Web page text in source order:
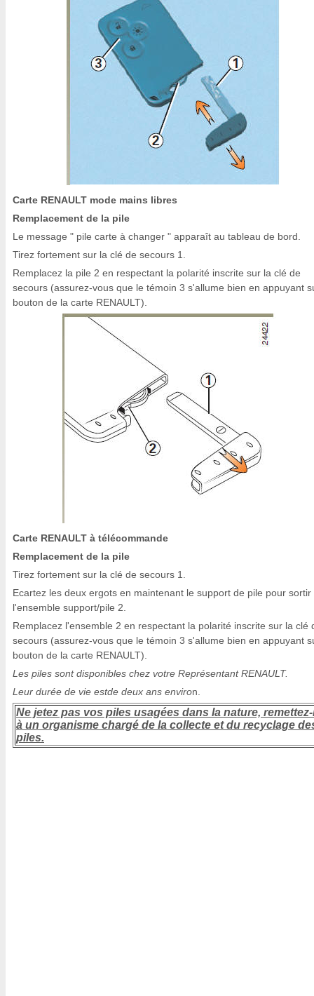
Carte RENAULT mode mains libres
Remplacement de la pile
Le message " pile carte à changer " apparaît au tableau de bord.
Tirez fortement sur la clé de secours 1.
Remplacez la pile 2 en respectant la polarité inscrite sur la clé de
secours (assurez-vous que le témoin 3 s'allume bien en appuyant
bouton de la carte RENAULT).
Carte RENAULT à télécommande
Remplacement de la pile
Tirez fortement sur la clé de secours 1.
Ecartez les deux ergots en maintenant le support de pile pour sortir
l'ensemble support/pile 2.
Remplacez l'ensemble 2 en respectant la polarité inscrite sur la clé
secours (assurez-vous que le témoin 3 s'allume bien en appuyant
bouton de la carte RENAULT).
Les piles sont disponibles chez votre Représentant RENAULT.
Leur durée de vie estde deux ans environ.
Ne jetez pas vos piles usagées dans la nature,
à un organisme chargé de la collecte et du recyclage
piles.